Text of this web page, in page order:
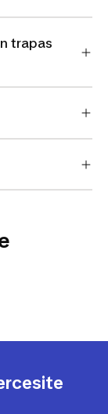
trapas